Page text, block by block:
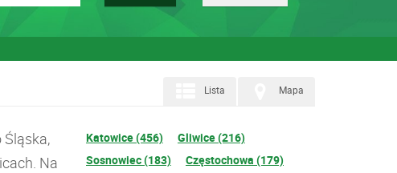
Mapa
Lista
Na
Katowice (456)
Gliwice (216)
Sosnowiec (183)
Częstochowa (179)